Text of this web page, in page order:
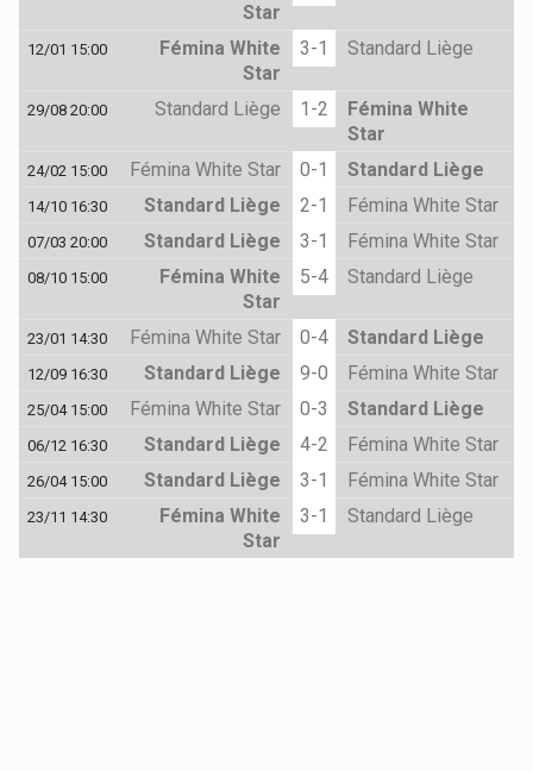
Star
12/01 15:00
Fémina White
Star
3-1 Standard Liège
29/08 20:00 Standard Liège 1-2
Fémina White
Star
24/02 15:00 Fémina White Star 0-1 Standard Liège
14/10 16:30 Standard Liège 2-1 Fémina White Star
07/03 20:00 Standard Liège 3-1 Fémina White Star
08/10 15:00
Fémina White
Star
5-4 Standard Liège
23/01 14:30 Fémina White Star 0-4 Standard Liège
12/09 16:30 Standard Liège 9-0 Fémina White Star
25/04 15:00 Fémina White Star 0-3 Standard Liège
06/12 16:30 Standard Liège 4-2 Fémina White Star
26/04 15:00 Standard Liège 3-1 Fémina White Star
23/11 14:30
Fémina White
Star
3-1 Standard Liège